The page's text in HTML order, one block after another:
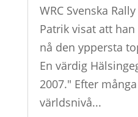
WRC Svenska
Patrik visat att
nå den yppersta
En värdig
2007." Efter
världsnivå...